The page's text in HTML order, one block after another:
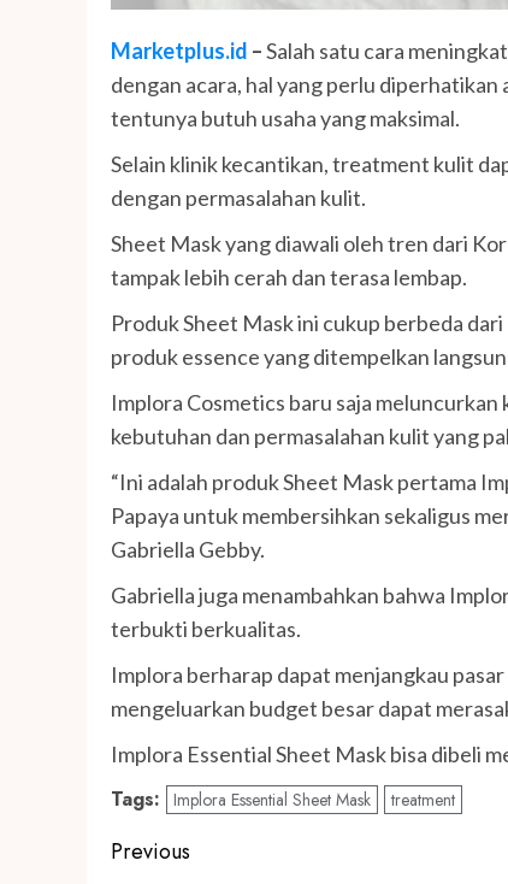
Marketplus.id –Salah satu cara
dengan acara, hal yang perlu
tentunya butuh usaha yang maksimal.
Selain klinik kecantikan, treatment kulit
dengan permasalahan kulit.
Sheet Mask yang diawali oleh tren dari
tampak lebih cerah dan terasa lembap.
Produk Sheet Mask ini cukup berbeda
produk essence yang ditempelkan
Implora Cosmetics baru saja
kebutuhan dan permasalahan kulit yang
“Ini adalah produk Sheet Mask pertama
Papaya untuk membersihkan sekaligus
Gabriella Gebby.
Gabriella juga menambahkan bahwa
terbukti berkualitas.
Implora berharap dapat menjangkau
mengeluarkan budget besar dapat
Implora Essential Sheet Mask bisa dibeli
Tags: Implora Essential Sheet Mask treatment
Post
Previous